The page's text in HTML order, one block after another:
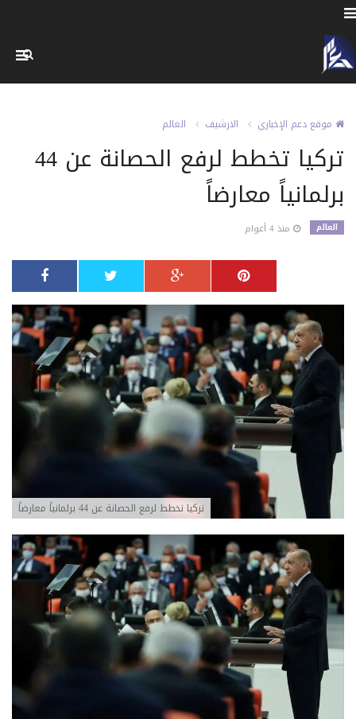
موقع دعم الإخباري الارشيف العالم
تركيا تخطط لرفع الحصانة عن 44
برلمانياً معارضاً
العالم منذ 4 أعوام
تركيا تخطط لرفع الحصانة عن 44 برلمانياً معارضاً